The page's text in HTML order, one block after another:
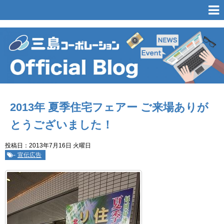
2013年 夏季住宅フェアー ご来場ありが
とうございました！
投稿日：2013年7月16日 火曜日
- 宣伝広告